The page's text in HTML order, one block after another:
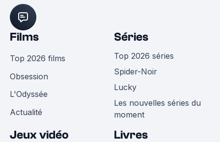
Films
Top 2026 films
Obsession
L'Odyssée
Actualité
Séries
Top 2026 séries
Spider-Noir
Lucky
Les nouvelles séries du
moment
Jeux vidéo Livres